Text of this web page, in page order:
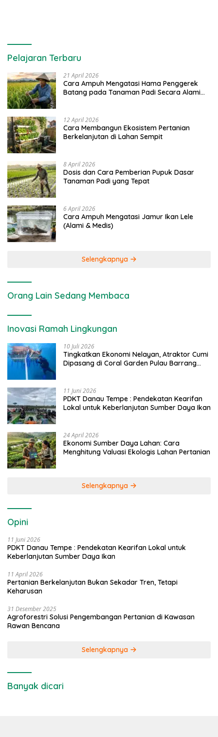
Pelajaran Terbaru
21 April 2026
Cara Ampuh Mengatasi Hama Penggerek
Batang pada Tanaman Padi Secara Alami
12 April 2026
Cara Membangun Ekosistem Pertanian
Berkelanjutan di Lahan Sempit
8 April 2026
Dosis dan Cara Pemberian Pupuk Dasar
Tanaman Padi yang Tepat
6 April 2026
Cara Ampuh Mengatasi Jamur Ikan Lele
(Alami & Medis)
Selengkapnya
Orang Lain Sedang Membaca
Inovasi Ramah Lingkungan
10 Juli 2026
Tingkatkan Ekonomi Nelayan, Atraktor Cumi
Dipasang di Coral Garden Pulau Barrang
11 Juni 2026
PDKT Danau Tempe : Pendekatan Kearifan
Lokal untuk Keberlanjutan Sumber Daya Ikan
24 April 2026
Ekonomi Sumber Daya Lahan: Cara
Menghitung Valuasi Ekologis Lahan Pertanian
Selengkapnya
Opini
11 Juni 2026
PDKT Danau Tempe : Pendekatan Kearifan Lokal untuk
Keberlanjutan Sumber Daya Ikan
11 April 2026
Pertanian Berkelanjutan Bukan Sekadar Tren, Tetapi
Keharusan
31 Desember 2025
Agroforestri Solusi Pengembangan Pertanian di Kawasan
Rawan Bencana
Selengkapnya
Banyak dicari